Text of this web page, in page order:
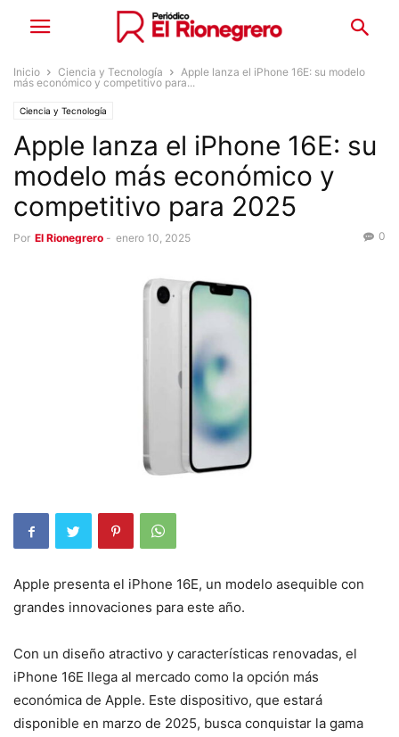
Inicio Ciencia y Tecnología
Apple lanza el iPhone 16E: su modelo
más económico y competitivo para...
Ciencia y Tecnología
Apple lanza el iPhone 16E: su
modelo más económico y
competitivo para 2025
Por El Rionegrero - enero 10, 2025 0
Apple presenta el iPhone 16E, un modelo asequible con
grandes innovaciones para este año.
Con un diseño atractivo y características renovadas, el
iPhone 16E llega al mercado como la opción más
económica de Apple. Este dispositivo, que estará
disponible en marzo de 2025, busca conquistar la gama